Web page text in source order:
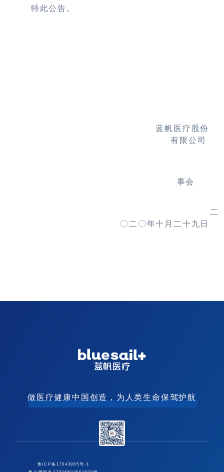
特此公告。
蓝帆医疗股份
有限公司
事会
二
〇二〇年十月二十九日
做医疗健康中国创造，为人类生命保驾护航
鲁ICP备17043965号-1